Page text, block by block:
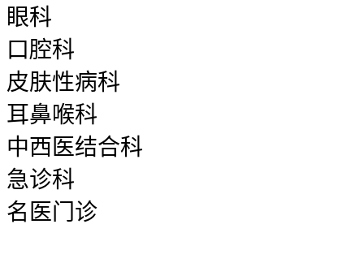
眼科
口腔科
皮肤性病科
耳鼻喉科
中西医结合科
急诊科
名医门诊